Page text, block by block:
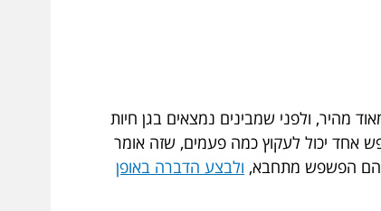
מהיר, ולפני שמבינים נמצאים בגן חיות
אחד יכול לעקוץ כמה פעמים, שזה אומר
הפשפש מתחבא, ולבצע הדברה באופן